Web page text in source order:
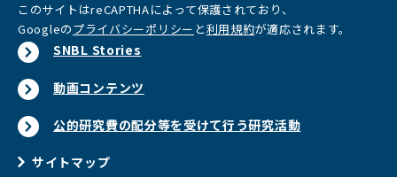
このサイトはreCAPTHAによって保護されており、
Googleのプライバシーポリシー と利用規約が適応されます。
SNBL Stories
動画コンテンツ
公的研究費の配分等を受けて行う研究活動
サイトマップ